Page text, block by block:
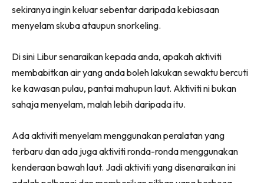
sekiranya ingin keluar sebentar daripada kebiasaan
menyelam skuba ataupun snorkeling.
Di sini Libur senaraikan kepada anda, apakah aktiviti
membabitkan air yang anda boleh lakukan sewaktu bercuti
ke kawasan pulau, pantai mahupun laut. Aktiviti ni bukan
sahaja menyelam, malah lebih daripada itu.
Ada aktiviti menyelam menggunakan peralatan yang
terbaru dan ada juga aktiviti ronda-ronda menggunakan
kenderaan bawah laut. Jadi aktiviti yang disenaraikan ini